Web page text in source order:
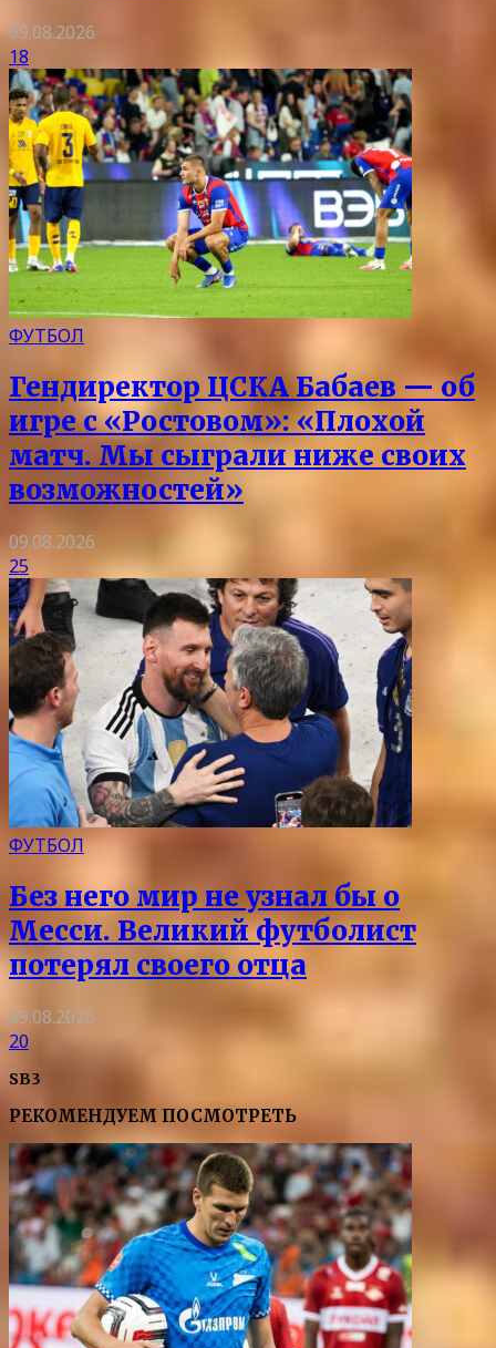
09.08.2026
18
ФУТБОЛ
Гендиректор ЦСКА Бабаев — об
игре с «Ростовом»: «Плохой
матч. Мы сыграли ниже своих
возможностей»
09.08.2026
25
ФУТБОЛ
Без него мир не узнал бы о
Месси. Великий футболист
потерял своего отца
09.08.2026
20
SB3
РЕКОМЕНДУЕМ ПОСМОТРЕТЬ